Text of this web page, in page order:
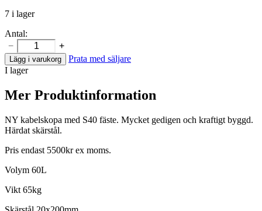
5
500 kr.
950 kr.
7 i lager
Antal:
ANT
S40
kabelskopa
mängd
− +
Lägg i varukorg
Prata med säljare
I lager
Mer Produktinformation
NY kabelskopa med S40 fäste. Mycket gedigen och kraftigt byggd.
Härdat skärstål.
Pris endast 5500kr ex moms.
Volym 60L
Vikt 65kg